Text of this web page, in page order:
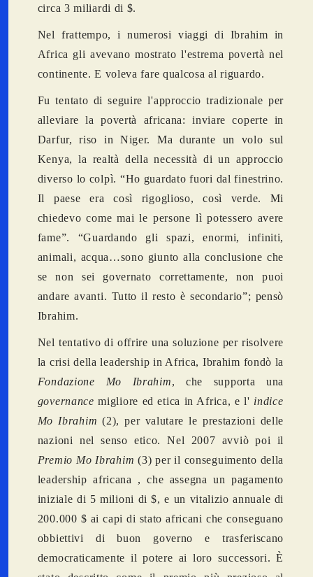
circa 3 miliardi di $.
Nel frattempo, i numerosi viaggi di Ibrahim in
Africa gli avevano mostrato l'estrema povertà nel
continente. E voleva fare qualcosa al riguardo.
Fu tentato di seguire l'approccio tradizionale per
alleviare la povertà africana: inviare coperte in
Darfur, riso in Niger. Ma durante un volo sul
Kenya, la realtà della necessità di un approccio
diverso lo colpì. “Ho guardato fuori dal finestrino.
Il paese era così rigoglioso, così verde. Mi
chiedevo come mai le persone lì potessero avere
fame”. “Guardando gli spazi, enormi, infiniti,
animali, acqua…sono giunto alla conclusione che
se non sei governato correttamente, non puoi
andare avanti. Tutto il resto è secondario”; pensò
Ibrahim.
Nel tentativo di offrire una soluzione per risolvere
la crisi della leadership in Africa, Ibrahim fondò la
Fondazione Mo Ibrahim, che supporta una
governancemigliore ed etica in Africa, e l' indice
Mo Ibrahim (2), per valutare le prestazioni delle
nazioni nel senso etico. Nel 2007 avviò poi il
Premio Mo Ibrahim (3) per il conseguimento della
leadership africana , che assegna un pagamento
iniziale di 5 milioni di $, e un vitalizio annuale di
200.000 $ ai capi di stato africani che conseguano
obbiettivi di buon governo e trasferiscano
democraticamente il potere ai loro successori. È